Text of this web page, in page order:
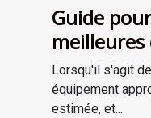
Guide
meilleures
golf
de jeu
Lorsqu'il s'agit
équipement
estimée, et...